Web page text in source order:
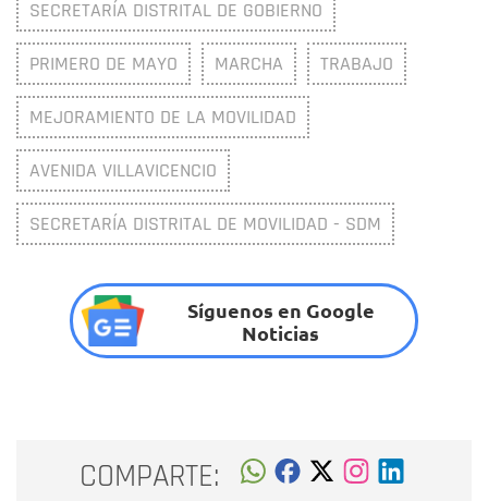
SECRETARÍA DISTRITAL DE GOBIERNO
PRIMERO DE MAYO MARCHA TRABAJO
MEJORAMIENTO DE LA MOVILIDAD
AVENIDA VILLAVICENCIO
SECRETARÍA DISTRITAL DE MOVILIDAD - SDM
Síguenos en Google
Noticias
COMPARTE: